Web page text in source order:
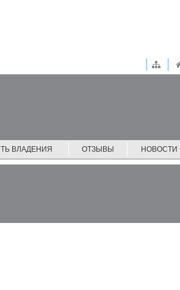
ВЛАДЕНИЯ ОТЗЫВЫ НОВОСТИ